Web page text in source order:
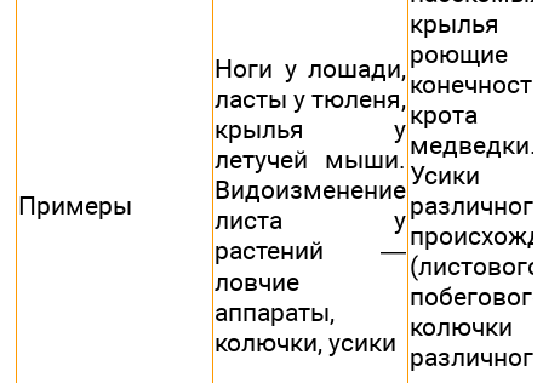
Примеры
Ноги у лошади,
ласты у тюленя,
крылья у
летучей мыши.
Видоизменение
листа у
растений —
ловчие
аппараты,
колючки, усики
крылья
роющие
медведки.
Усики
колючки